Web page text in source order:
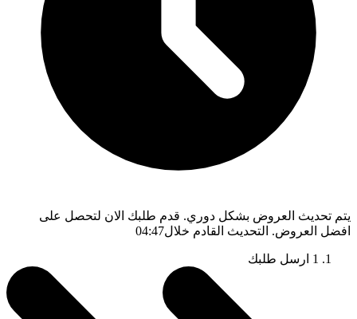
يتم تحديث العروض بشكل دوري. قدم طلبك الان لتحصل على
افضل العروض. التحديث القادم خلال04:46
1 ارسل طلبك